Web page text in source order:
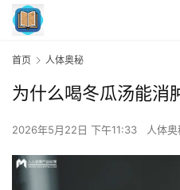
首页 人体奥秘
为什么喝冬瓜汤能消
2026年5月22日 下午11:33 人体奥